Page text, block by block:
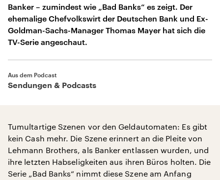
Banker – zumindest wie „Bad Banks“ es zeigt. Der
ehemalige Chefvolkswirt der Deutschen Bank und Ex-
Goldman-Sachs-Manager Thomas Mayer hat sich die
TV-Serie angeschaut.
Aus dem Podcast
Sendungen & Podcasts
Tumultartige Szenen vor den Geldautomaten: Es gibt
kein Cash mehr. Die Szene erinnert an die Pleite von
Lehmann Brothers, als Banker entlassen wurden, und
ihre letzten Habseligkeiten aus ihren Büros holten. Die
Serie „Bad Banks“ nimmt diese Szene am Anfang